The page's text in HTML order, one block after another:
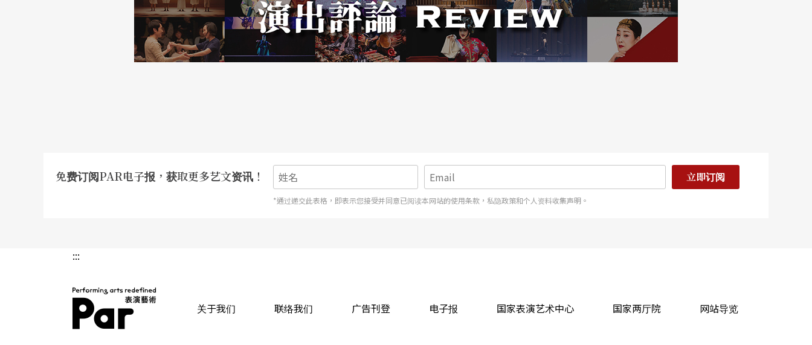
免费订阅PAR电子报，获取更多艺文资讯！ 立即订阅
*通过递交此表格，即表示您接受并同意已阅读本网站的使用条款，私隐政策和个人资料收集声明。
:::
关于我们 联络我们 广告刊登 电子报 国家表演艺术中心 国家两厅院 网站导览